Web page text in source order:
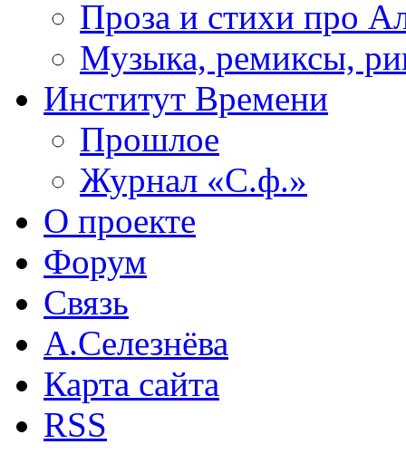
Проза и стихи про
Музыка, ремиксы,
Институт Времени
Прошлое
Журнал «С.ф.»
О проекте
Форум
Связь
А.Селезнёва
Карта сайта
RSS